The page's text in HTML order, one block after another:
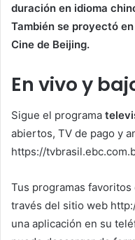
duración en idioma
También se proyectó
Cine de Beijing.
En vivo y
Sigue el programa
abiertos, TV de pago y
https://
Tus programas favoritos
través del sitio web
una aplicación en su